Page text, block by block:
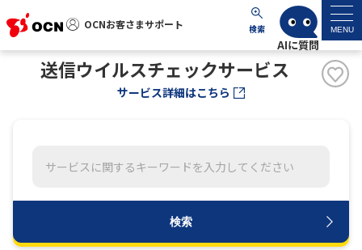
OCNお客さまサポート 検索 MENU
OCNお客さまサポート
マイページ
サービス名から探す
送信ウイルスチェックサービス
サービス詳細はこちら
検索